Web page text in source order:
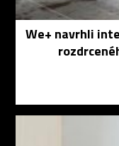
We+ navrhli